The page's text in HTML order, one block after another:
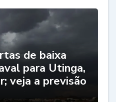
de baixa
para Utinga,
veja a previsão